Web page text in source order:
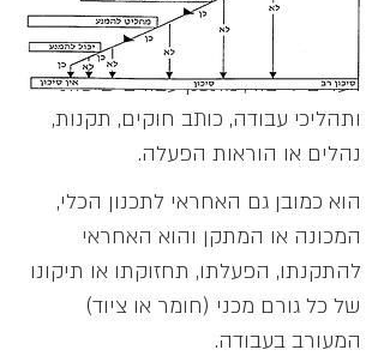
עומד האדם שצריך לבצע פעולות
לייצור מוצר\שרות חדש, קובע צרכים
ויעדים לייצור, מתכנן עבורם שיטות
ותהליכי עבודה, כותב חוקים, תקנות,
נהלים או הוראות הפעלה.
הוא כמובן גם האחראי לתכנון הכלי,
המכונה או המתקן והוא האחראי
להתקנתו, הפעלתו, תחזוקתו או תיקונו
של כל גורם מכני (חומר או ציוד)
המעורב בעבודה.